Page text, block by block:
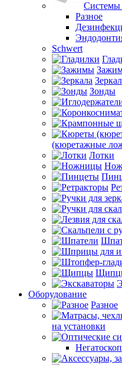
Системы
Разное
Schwert
Зонды
(кюретажные
Лотки
Оборудование
Разное
на установки